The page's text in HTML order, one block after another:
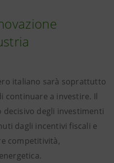
italiano sarà soprattutto
continuare a investire. Il
degli investimenti
dagli incentivi fiscali e
competitività,